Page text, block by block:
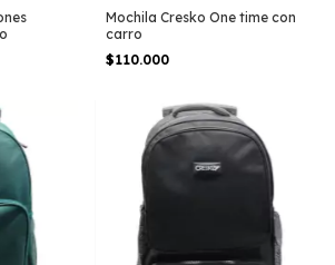
Mochila Cresko One time con
carro
$110.000